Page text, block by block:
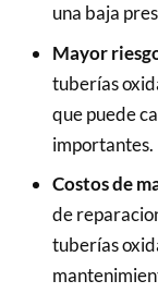
una baja
Mayor
tuberías
que puede
importantes.
Costos de
de
tuberías